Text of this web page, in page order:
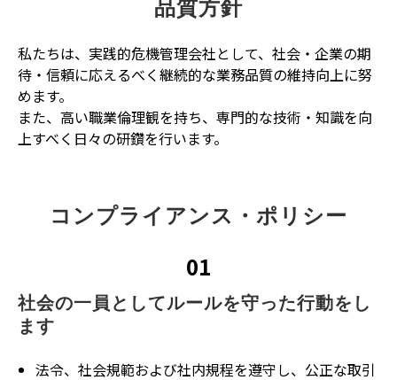
品質方針
私たちは、実践的危機管理会社として、社会・企業の期
待・信頼に応えるべく継続的な業務品質の維持向上に努
めます。
また、高い職業倫理観を持ち、専門的な技術・知識を向
上すべく日々の研鑽を行います。
コンプライアンス・ポリシー
01
社会の一員としてルールを守った行動をし
ます
法令、社会規範および社内規程を遵守し、公正な取引